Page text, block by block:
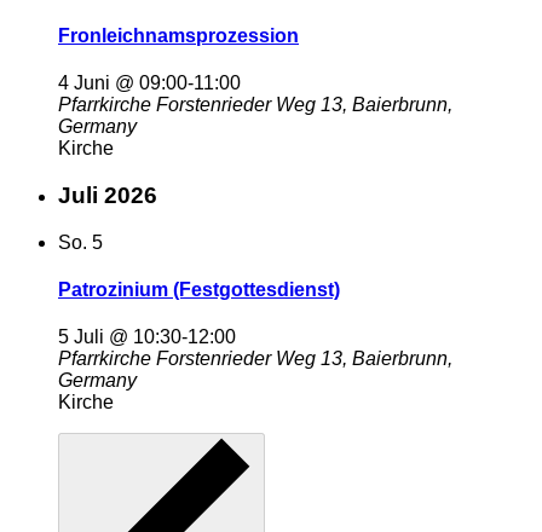
Fronleichnamsprozession
4 Juni @ 09:00-11:00
Pfarrkirche Forstenrieder Weg 13, Baierbrunn,
Germany
Kirche
Juli 2026
So. 5
Patrozinium (Festgottesdienst)
5 Juli @ 10:30-12:00
Pfarrkirche Forstenrieder Weg 13, Baierbrunn,
Germany
Kirche